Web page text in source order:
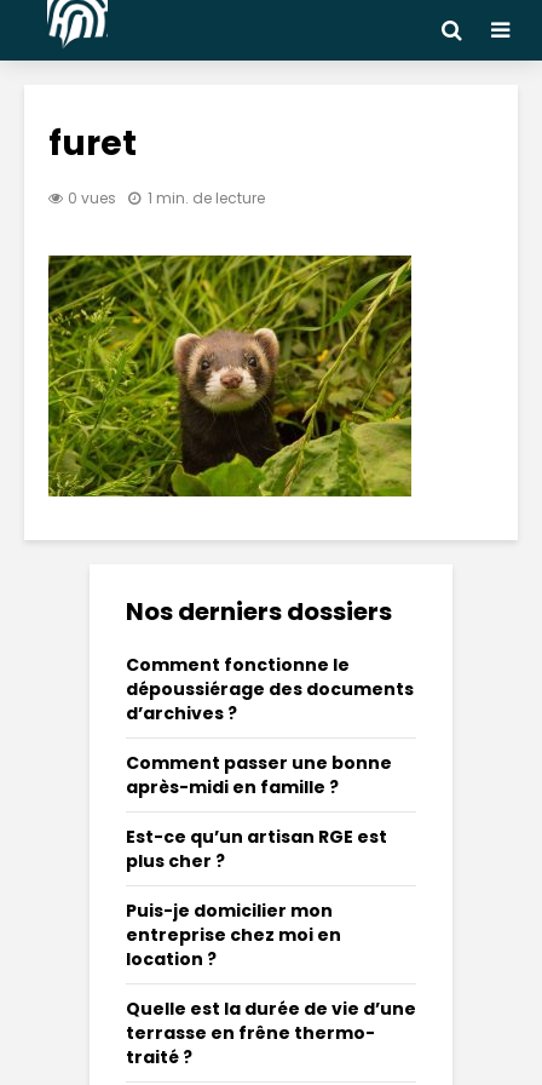
furet
0 vues 1 min. de lecture
Nos derniers dossiers
Comment fonctionne le
dépoussiérage des documents
d’archives ?
Comment passer une bonne
après-midi en famille ?
Est-ce qu’un artisan RGE est
plus cher ?
Puis-je domicilier mon
entreprise chez moi en
location ?
Quelle est la durée de vie d’une
terrasse en frêne thermo-
traité ?